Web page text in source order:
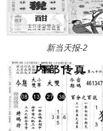
新当天报-2